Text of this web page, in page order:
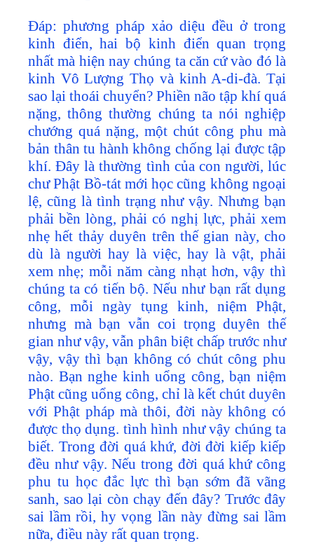
Đáp: phương pháp xảo diệu đều ở trong
kinh điển, hai bộ kinh điển quan trọng
nhất mà hiện nay chúng ta căn cứ vào đó là
kinh Vô Lượng Thọ và kinh A-di-đà. Tại
sao lại thoái chuyển? Phiền não tập khí quá
nặng, thông thường chúng ta nói nghiệp
chướng quá nặng, một chút công phu mà
bản thân tu hành không chống lại được tập
khí. Đây là thường tình của con người, lúc
chư Phật Bồ-tát mới học cũng không ngoại
lệ, cũng là tình trạng như vậy. Nhưng bạn
phải bền lòng, phải có nghị lực, phải xem
nhẹ hết thảy duyên trên thế gian này, cho
dù là người hay là việc, hay là vật, phải
xem nhẹ; mỗi năm càng nhạt hơn, vậy thì
chúng ta có tiến bộ. Nếu như bạn rất dụng
công, mỗi ngày tụng kinh, niệm Phật,
nhưng mà bạn vẫn coi trọng duyên thế
gian như vậy, vẫn phân biệt chấp trước như
vậy, vậy thì bạn không có chút công phu
nào. Bạn nghe kinh uổng công, bạn niệm
Phật cũng uổng công, chỉ là kết chút duyên
với Phật pháp mà thôi, đời này không có
được thọ dụng. tình hình như vậy chúng ta
biết. Trong đời quá khứ, đời đời kiếp kiếp
đều như vậy. Nếu trong đời quá khứ công
phu tu học đắc lực thì bạn sớm đã vãng
sanh, sao lại còn chạy đến đây? Trước đây
sai lầm rồi, hy vọng lần này đừng sai lầm
nữa, điều này rất quan trọng.